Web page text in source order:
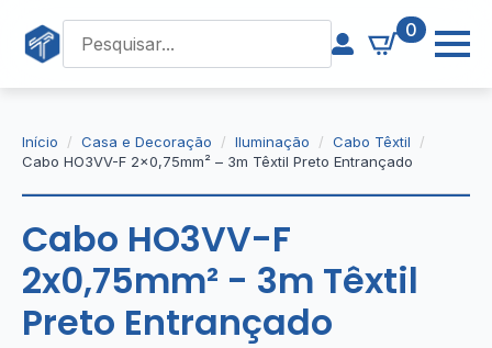
0
Início Casa e Decoração Iluminação
Cabo Têxtil
Cabo HO3VV-F 2×0,75mm² – 3m Têxtil Preto Entrançado
Cabo HO3VV-F
2x0,75mm² - 3m Têxtil
Preto Entrançado